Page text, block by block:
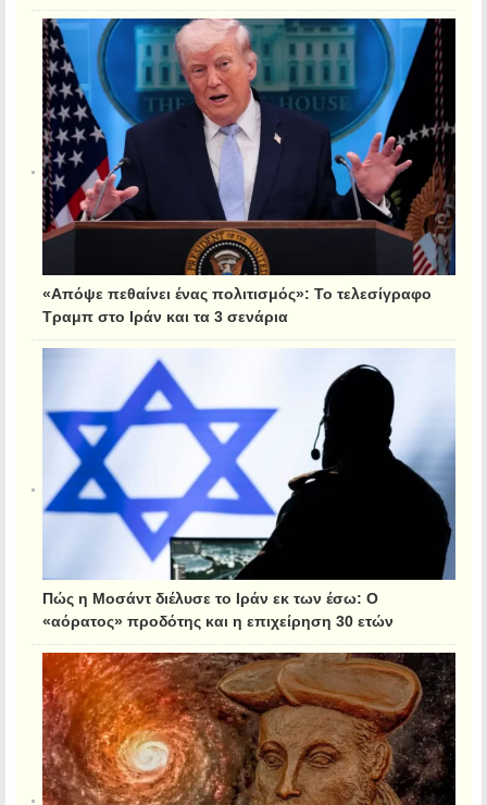
«Απόψε πεθαίνει ένας πολιτισμός»: Το τελεσίγραφο
Τραμπ στο Ιράν και τα 3 σενάρια
Πώς η Μοσάντ διέλυσε το Ιράν εκ των έσω: Ο
«αόρατος» προδότης και η επιχείρηση 30 ετών